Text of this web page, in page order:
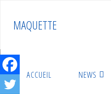
MAQUETTE
ACCUEIL NEWS
Home Résultats des